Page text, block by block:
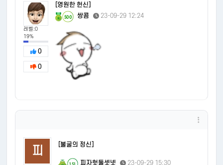
레벨:0
19%
0
0
[영원한 헌신]
500 쌍콤 23-09-29 12:24
피 [불굴의 정신]
피자헛둘셋넷 23-09-29 15:30